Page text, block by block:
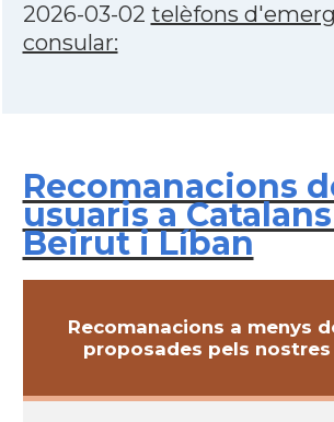
2026-03-02 telèfons
consular:
Recomanacions
usuaris a
Beirut i Líban
Recomanacions a menys
proposades pels nostres